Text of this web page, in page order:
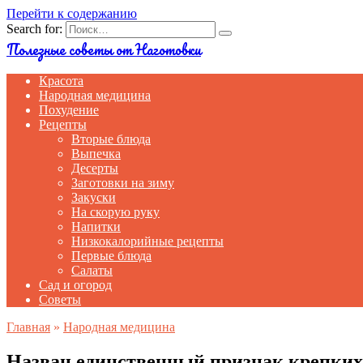
Перейти к содержанию
Search for:
Полезные советы от Наготовки
Красота
Народная медицина
Похудение
Рецепты
Вторые блюда
Выпечка
Десерты
Заготовки на зиму
Закуски
На скорую руку
Напитки
Низкокалорийные рецепты
Первые блюда
Салаты
Сад и огород
Советы
Главная » Народная медицина